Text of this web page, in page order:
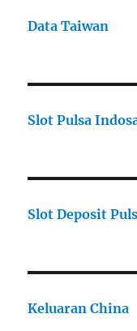
Data Taiwan
Slot Pulsa
Slot Deposit
Keluaran China